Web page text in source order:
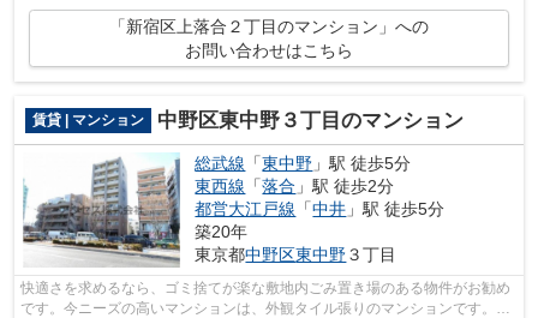
「新宿区上落合２丁目のマンション」への
お問い合わせはこちら
賃貸 | マンション 中野区東中野３丁目のマンション
総武線 「東中野 」駅 徒歩5分
東西線 「落合 」駅 徒歩2分
都営大江戸線 「中井 」駅 徒歩5分
築20年
東京都中野区東中野３丁目
快適さを求めるなら、ゴミ捨てが楽な敷地内ごみ置き場のある物件がお勧め
です。今ニーズの高いマンションは、外観タイル張りのマンションです。駅